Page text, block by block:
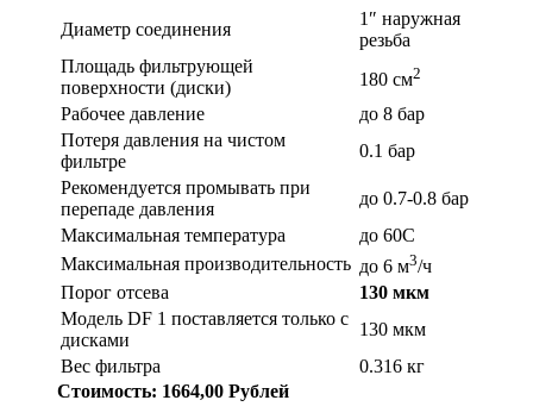
Диаметр соединения
1″ наружная
резьба
Площадь фильтрующей
поверхности (диски)
180 см2
Рабочее давление
до 8 бар
Потеря давления на чистом
фильтре
0.1 бар
Рекомендуется промывать при
перепаде давления
до 0.7-0.8 бар
Максимальная температура
до 60С
Максимальная производительность до 6 м3/ч
Порог отсева
130 мкм
Модель DF 1 поставляется только с
дисками
130 мкм
Вес фильтра
0.316 кг
Стоимость: 1664,00 Рублей